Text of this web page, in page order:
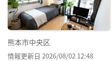
熊本市中央区
情報更新日 2026/08/02 12:48